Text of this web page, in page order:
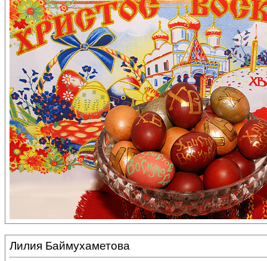
Лилия Баймухаметова